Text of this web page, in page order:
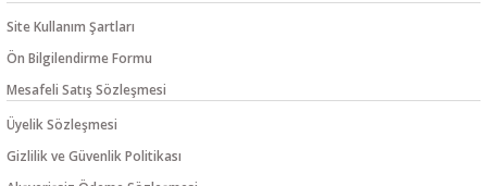
Site Kullanım Şartları
Ön Bilgilendirme Formu
Mesafeli Satış Sözleşmesi
Üyelik Sözleşmesi
Gizlilik ve Güvenlik Politikası